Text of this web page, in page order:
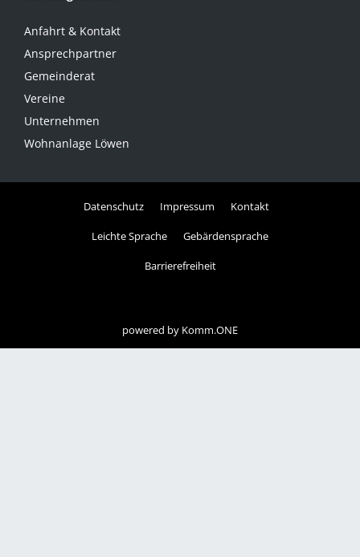
Anfahrt & Kontakt
Ansprechpartner
Gemeinderat
Vereine
Unternehmen
Wohnanlage Löwen
Datenschutz Impressum Kontakt
Leichte Sprache Gebärdensprache
Barrierefreiheit
powered by Komm.ONE